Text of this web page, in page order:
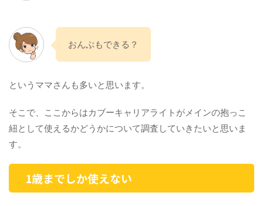
おんぶもできる？
というママさんも多いと思います。
そこで、ここからはカブーキャリアライトがメインの抱っこ
紐として使えるかどうかについて調査していきたいと思いま
す。
1歳までしか使えない